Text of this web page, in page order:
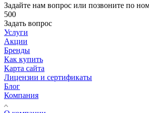
Задайте нам вопрос или позвоните по
500
Задать вопрос
Услуги
Акции
Бренды
Как купить
Карта сайта
Лицензии и сертификаты
Блог
Компания